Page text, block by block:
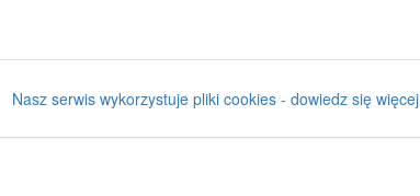
Nasz serwis wykorzystuje pliki cookies - dowiedz się więcej